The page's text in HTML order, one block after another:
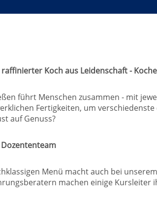
Koch aus Leidenschaft -
führt Menschen zusammen - mit
Fertigkeiten, um
auf Genuss?
Menü macht auch bei
machen einige